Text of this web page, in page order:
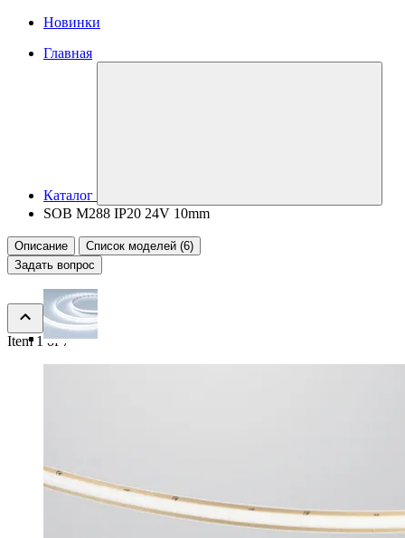
Новинки
Главная
Каталог
SOB M288 IP20 24V 10mm
Описание
Список моделей (6)
Задать вопрос
Item 1 of 7